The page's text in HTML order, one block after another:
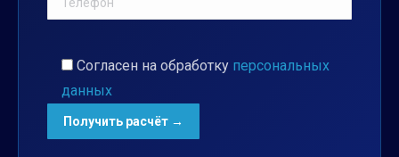
Согласен на обработку персональных
данных